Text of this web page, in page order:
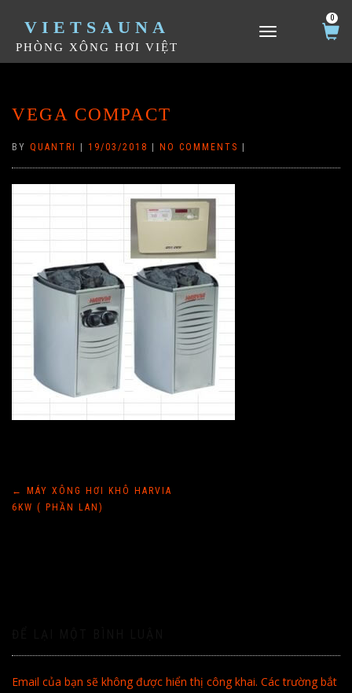
VIETSAUNA
PHÒNG XÔNG HƠI VIỆT
TOGGLE NAVIGATION
0
VEGA COMPACT
BY QUANTRI 19/03/2018 NO COMMENTS
Điều
←
MÁY XÔNG HƠI KHÔ HARVIA
6KW ( PHẦN LAN)
Email của bạn sẽ không được hiển thị công khai. Các trường bắt